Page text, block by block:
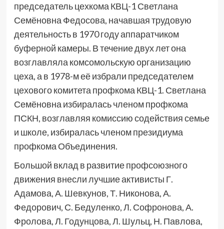
председатель цехкома КВЦ-1 Светлана
Семёновна Федосова, начавшая трудовую
деятельность в 1970 году аппаратчиком
буферной камеры. В течение двух лет она
возглавляла комсомольскую организацию
цеха, а в 1978-м её избрали председателем
цехового комитета профкома КВЦ-1. Светлана
Семёновна избиралась членом профкома
ПСКН, возглавляя комиссию содействия семье
и школе, избиралась членом президиума
профкома Объединения.
Большой вклад в развитие профсоюзного
движения внесли лучшие активисты Г.
Адамова, А. Шевкунов, Т. Никонова, А.
Федорович, С. Бедуленко, Л. Софронова, А.
Фролова, Л. Годунцова, Л. Шульц, Н. Павлова,